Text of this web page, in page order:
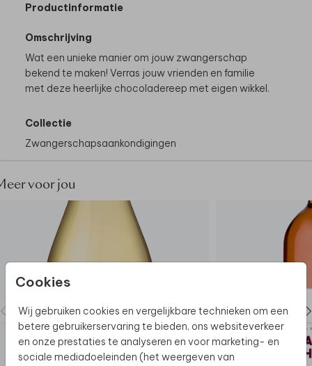
Cookies
Wij gebruiken cookies en vergelijkbare technieken om een
betere gebruikerservaring te bieden, ons websiteverkeer
en onze prestaties te analyseren en voor marketing- en
sociale mediadoeleinden (het weergeven van
Productinformatie
Omschrijving
Wat een unieke manier om jouw zwangerschap
bekend te maken! Verras jouw vrienden en familie
met deze heerlijke chocoladereep met eigen wikkel.
Collectie
Zwangerschapsaankondigingen
voor jou